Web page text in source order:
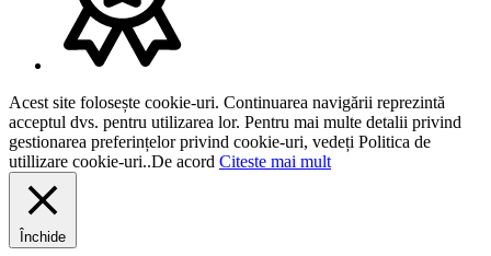
Acest site folosește cookie-uri. Continuarea navigării reprezintă
acceptul dvs. pentru utilizarea lor. Pentru mai multe detalii privind
gestionarea preferințelor privind cookie-uri, vedeți Politica de
utillizare cookie-uri..De acord Citeste mai mult
Închide